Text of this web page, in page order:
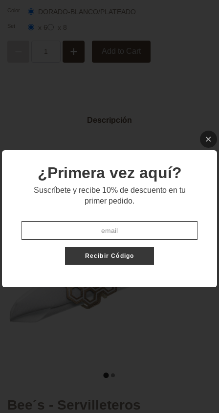
Color DORADO-BLANCO/PLATEADO
Set x 6 x 8
Add to Cart
Descripción
Bee´s - Servilleteros
¿Primera vez aquí?
Suscríbete y recibe 10% de descuento en tu
primer pedido.
Recibir Código